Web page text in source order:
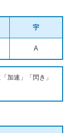
宇
A
加速」「閃き」